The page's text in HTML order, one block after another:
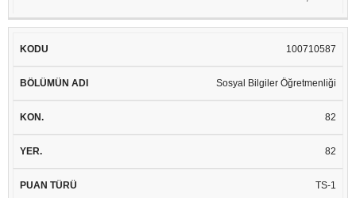
100710587
Sosyal Bilgiler Öğretmenliği
82
82
TS-1